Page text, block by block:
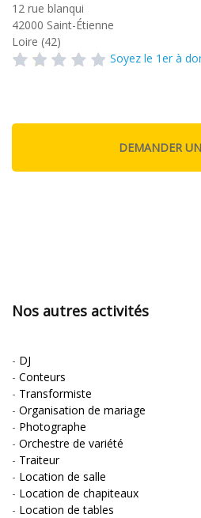
12 rue blanqui
42000 Saint-Étienne
Loire (42)
Soyez le 1er à
Nos autres activités
- DJ
- Conteurs
- Transformiste
- Organisation de mariage
- Photographe
- Orchestre de variété
- Traiteur
- Location de salle
- Location de chapiteaux
- Location de tables